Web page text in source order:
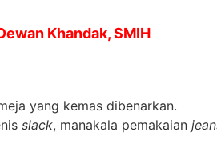
Khandak, SMIH
yang kemas dibenarkan.
slack, manakala pemakaian